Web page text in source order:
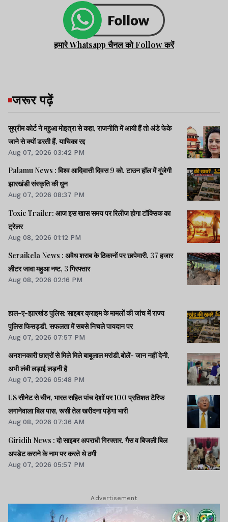
हमारे Whatsapp चैनल को Follow करें
जरूर पढ़ें
सुप्रीम कोर्ट ने महुआ मोइत्रा से कहा, राजनीति में आयी हैं तो अंडे फेके
जाने से क्यों डरती हैं, याचिका रद्द
Aug 07, 2026 03:42 PM
Palamu News : विश्व आदिवासी दिवस 9 को, टाउन हॉल में गूंजेगी
झारखंडी संस्कृति की धुन
Aug 07, 2026 08:37 PM
Toxic Trailer: आज इस खास समय पर रिलीज होगा टॉक्सिक का
ट्रेलर
Aug 08, 2026 01:12 PM
Seraikela News : अवैध शराब के ठिकानों पर छापेमारी, 37 हजार
लीटर जावा महुआ नष्ट, 3 गिरफ्तार
Aug 08, 2026 02:16 PM
हाल-ए-झारखंड पुलिस: साइबर क्राइम के मामलों की जांच में राज्य
पुलिस फिसड्डी, सफलता में सबसे निचले पायदान पर
Aug 07, 2026 07:57 PM
अनशनकारी छात्रों से मिले मिले बाबूलाल मरांडी,बोलें- जान नहीं देनी,
अभी लंबी लड़ाई लड़नी है
Aug 07, 2026 05:48 PM
US सीनेट से चीन, भारत सहित पांच देशों पर 100 प्रतिशत टैरिफ
लगानेवाला बिल पास, रूसी तेल खरीदना पड़ेगा भारी
Aug 08, 2026 07:36 AM
Giridih News : दो साइबर अपराधी गिरफ्तार, गैस व बिजली बिल
अपडेट कराने के नाम पर करते थे ठगी
Aug 07, 2026 05:57 PM
Advertisement